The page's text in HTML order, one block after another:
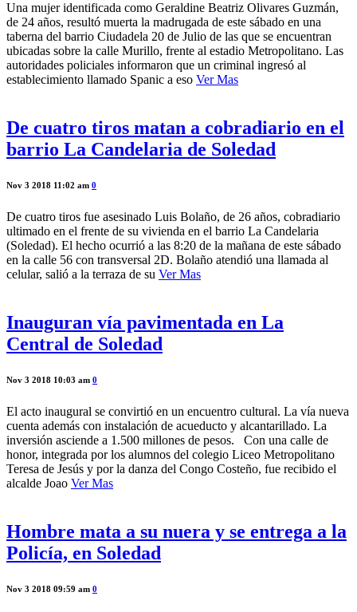
Una mujer identificada como Geraldine Beatriz Olivares Guzmán,
de 24 años, resultó muerta la madrugada de este sábado en una
taberna del barrio Ciudadela 20 de Julio de las que se encuentran
ubicadas sobre la calle Murillo, frente al estadio Metropolitano. Las
autoridades policiales informaron que un criminal ingresó al
establecimiento llamado Spanic a eso Ver Mas
De cuatro tiros matan a cobradiario en el
barrio La Candelaria de Soledad
Nov 3 2018 11:02 am 0
De cuatro tiros fue asesinado Luis Bolaño, de 26 años, cobradiario
ultimado en el frente de su vivienda en el barrio La Candelaria
(Soledad). El hecho ocurrió a las 8:20 de la mañana de este sábado
en la calle 56 con transversal 2D. Bolaño atendió una llamada al
celular, salió a la terraza de su Ver Mas
Inauguran vía pavimentada en La
Central de Soledad
Nov 3 2018 10:03 am 0
El acto inaugural se convirtió en un encuentro cultural. La vía nueva
cuenta además con instalación de acueducto y alcantarillado. La
inversión asciende a 1.500 millones de pesos. Con una calle de
honor, integrada por los alumnos del colegio Liceo Metropolitano
Teresa de Jesús y por la danza del Congo Costeño, fue recibido el
alcalde Joao Ver Mas
Hombre mata a su nuera y se entrega a la
Policía, en Soledad
Nov 3 2018 09:59 am 0